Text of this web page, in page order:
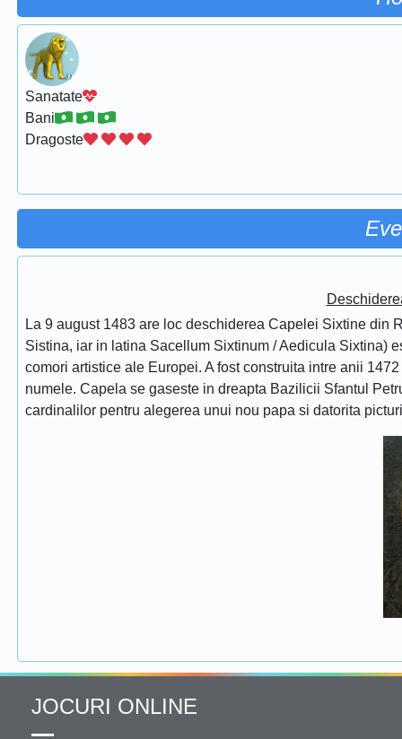
Sanatate
Bani
Dragoste
La 9 august 1483 are loc deschiderea Capelei Sixtine
Sistina, iar in latina Sacellum Sixtinum / Aedicula Sixtina)
comori artistice ale Europei. A fost construita intre anii
numele. Capela se gaseste in dreapta Bazilicii Sfantul
cardinalilor pentru alegerea unui nou papa si datorita
JOCURI ONLINE